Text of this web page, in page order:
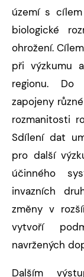
území s
biologické
ohrožení.
při výzkumu
regionu. Do
zapojeny
rozmanitosti
Sdílení dat
pro další
účinného
invazních
změny v
vytvoří
navržených
Dalším